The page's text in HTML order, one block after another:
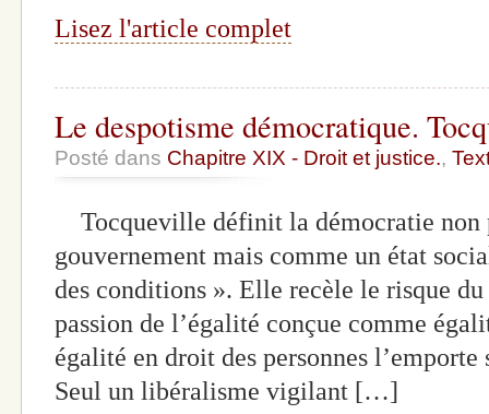
Lisez l'article complet
Le despotisme démocratique.
Posté dans Chapitre XIX - Droit et justice.,
Tocqueville définit la démocratie non
gouvernement mais comme un état
des conditions ». Elle recèle le risque
passion de l’égalité conçue comme
égalité en droit des personnes
Seul un libéralisme vigilant […]